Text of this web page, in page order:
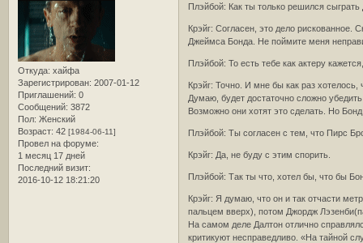
Откуда: хайфа
Зарегистрирован: 2007-01-12
Приглашений: 0
Сообщений: 3872
Пол: Женский
Возраст: 42 [1984-06-11]
Провел на форуме:
1 месяц 17 дней
Последний визит:
2016-10-12 18:21:20
Плэйбой: Как ты только решился
Крэйг: Согласен, это дело рискованное.
Джеймса Бонда. Не поймите меня
Плэйбой: То есть тебе как актеру
Крэйг: Точно. И мне бы как раз
Думаю, будет достаточно сложно
Возможно они хотят это сделать. Но
Плэйбой: Ты согласен с тем, что Пирс
Крэйг: Да, не буду с этим спорить.
Плэйбой: Так ты что, хотел бы, что бы
Крэйг: Я думаю, что он и так отчасти
пальцем вверх), потом Джордж
На самом деле Далтон отлично
критикуют несправедливо. «На тайной